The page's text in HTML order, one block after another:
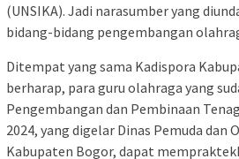
(UNSIKA). Jadi narasumber yang
bidang-bidang pengembangan
Ditempat yang sama Kadispora
berharap, para guru olahraga yang
Pengembangan dan Pembinaan
2024, yang digelar Dinas Pemuda dan
Kabupaten Bogor, dapat